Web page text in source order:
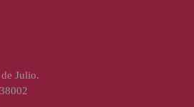
Julio.